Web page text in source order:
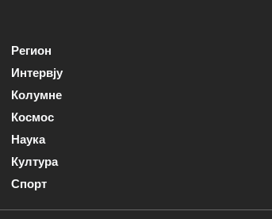
Регион
Интервју
Колумне
Космос
Наука
Култура
Спорт